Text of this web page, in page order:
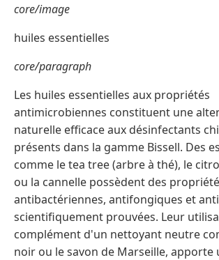
core/image
huiles essentielles
core/paragraph
Les huiles essentielles aux propriétés
antimicrobiennes constituent une
naturelle efficace aux désinfectants
présents dans la gamme Bissell. Des
comme le tea tree (arbre à thé), le
ou la cannelle possèdent des
antibactériennes, antifongiques et
scientifiquement prouvées. Leur
complément d'un nettoyant neutre
noir ou le savon de Marseille, apporte